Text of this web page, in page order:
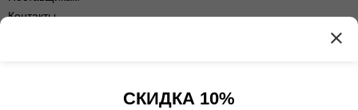
Контакты
СКИДКА 10%